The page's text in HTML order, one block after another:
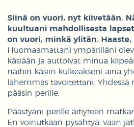
Siinä on vuori, nyt kiivetään.
kuultuani mahdollisesta
on vuori, minkä ylitän.
Huomaamattani ympärilläni
käsiään ja auttoivat minua
näihin käsiin kulkeakseni aina
lähemmäs tavoitettani.
pääsin perille.
Päästyäni perille äitiyteen
En voinutkaan pysähtyä, vaan